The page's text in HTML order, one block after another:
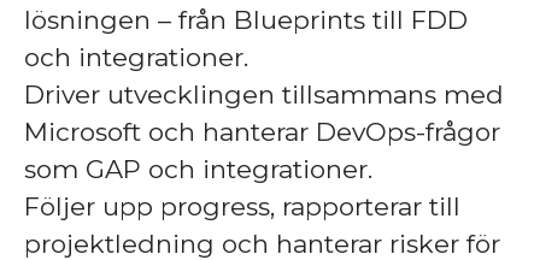
lösningen – från Blueprints till FDD
och integrationer.
Driver utvecklingen tillsammans med
Microsoft och hanterar DevOps-frågor
som GAP och integrationer.
Följer upp progress, rapporterar till
projektledning och hanterar risker för